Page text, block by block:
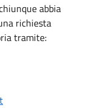
abbia
richiesta
tramite: